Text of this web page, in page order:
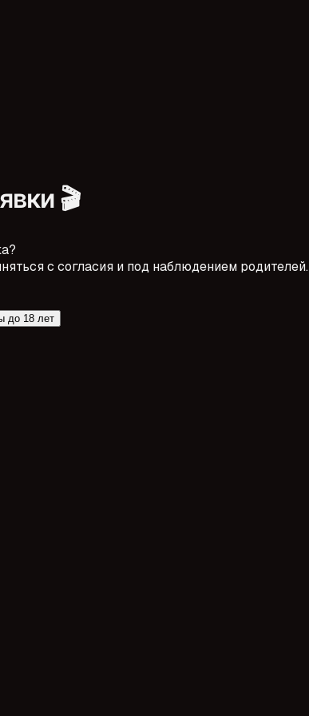
🎬
с согласия и под наблюдением родителей.
до 18 лет